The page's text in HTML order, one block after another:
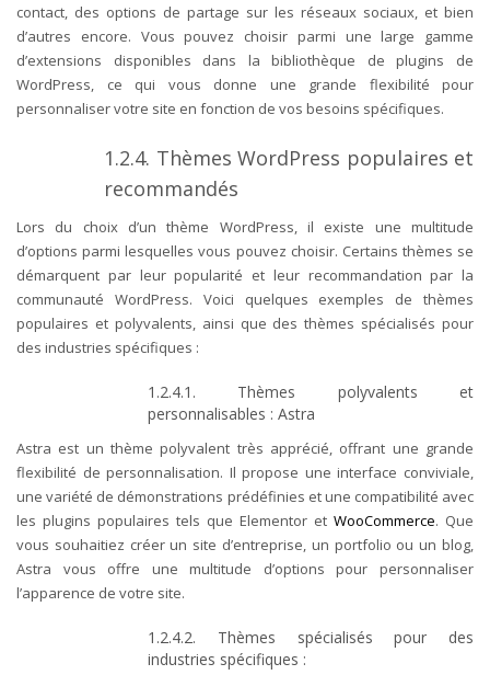
contact, des options de partage sur les réseaux sociaux, et bien
d’autres encore. Vous pouvez choisir parmi une large gamme
d’extensions disponibles dans la bibliothèque de plugins de
WordPress, ce qui vous donne une grande flexibilité pour
personnaliser votre site en fonction de vos besoins spécifiques.
1.2.4. Thèmes WordPress populaires et
recommandés
Lors du choix d’un thème WordPress, il existe une multitude
d’options parmi lesquelles vous pouvez choisir. Certains thèmes se
démarquent par leur popularité et leur recommandation par la
communauté WordPress. Voici quelques exemples de thèmes
populaires et polyvalents, ainsi que des thèmes spécialisés pour
des industries spécifiques :
1.2.4.1. Thèmes polyvalents et
personnalisables : Astra
Astra est un thème polyvalent très apprécié, offrant une grande
flexibilité de personnalisation. Il propose une interface conviviale,
une variété de démonstrations prédéfinies et une compatibilité avec
les plugins populaires tels que Elementor et WooCommerce. Que
vous souhaitiez créer un site d’entreprise, un portfolio ou un blog,
Astra vous offre une multitude d’options pour personnaliser
l’apparence de votre site.
1.2.4.2. Thèmes spécialisés pour des
industries spécifiques :